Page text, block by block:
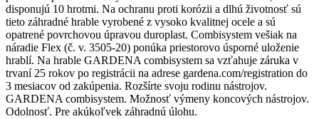
disponujú 10 hrotmi. Na ochranu proti korózii a dlhú životnosť sú
tieto záhradné hrable vyrobené z vysoko kvalitnej ocele a sú
opatrené povrchovou úpravou duroplast. Combisystem vešiak na
náradie Flex (č. v. 3505-20) ponúka priestorovo úsporné uloženie
hrablí. Na hrable GARDENA combisystem sa vzťahuje záruka v
trvaní 25 rokov po registrácii na adrese gardena.com/registration do
3 mesiacov od zakúpenia. Rozšírte svoju rodinu nástrojov.
GARDENA combisystem. Možnosť výmeny koncových nástrojov.
Odolnosť. Pre akúkoľvek záhradnú úlohu.